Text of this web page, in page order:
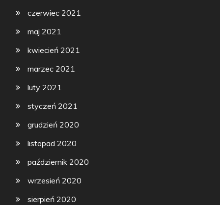
czerwiec 2021
maj 2021
kwiecień 2021
marzec 2021
luty 2021
styczeń 2021
grudzień 2020
listopad 2020
październik 2020
wrzesień 2020
sierpień 2020